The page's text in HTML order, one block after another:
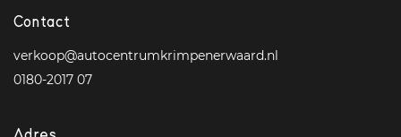
Contact
verkoop@autocentrumkrimpenerwaard.nl
0180-2017 07